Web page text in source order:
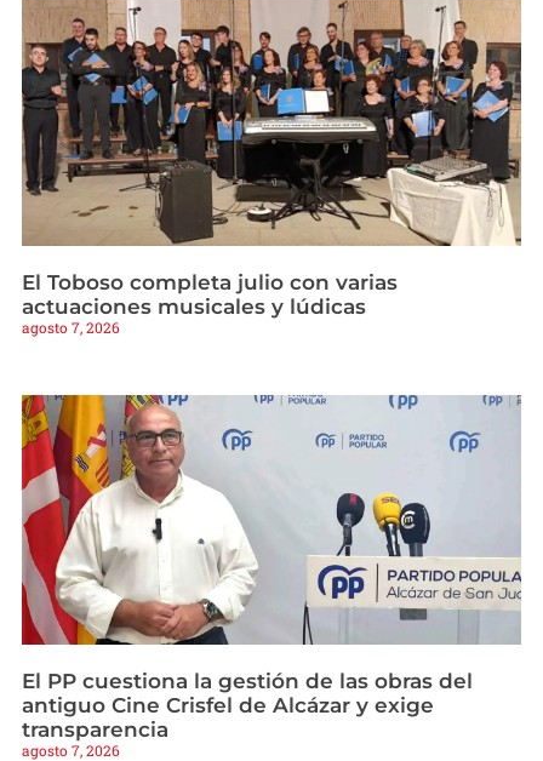
El Toboso completa julio con varias
actuaciones musicales y lúdicas
agosto 7, 2026
El PP cuestiona la gestión de las obras del
antiguo Cine Crisfel de Alcázar y exige
transparencia
agosto 7, 2026